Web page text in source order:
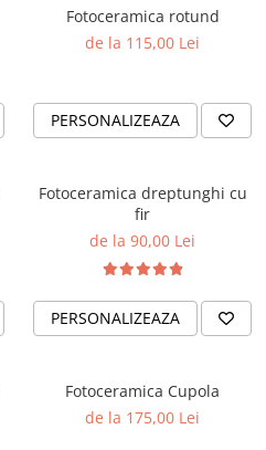
Fotoceramica rotund
de la 115,00 Lei
PERSONALIZEAZA
Fotoceramica dreptunghi cu
fir
de la 90,00 Lei
PERSONALIZEAZA
Fotoceramica Cupola
de la 175,00 Lei